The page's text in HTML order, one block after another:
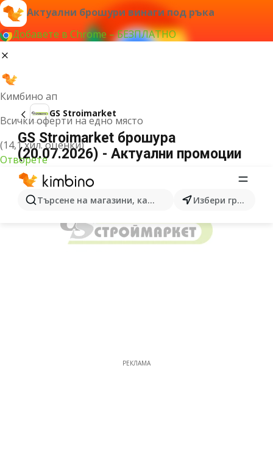
Актуални брошури винаги под ръка
Добавете в Chrome – БЕЗПЛАТНО
Кимбино ап
Всички оферти на едно място
(14,1 хил. оценки)
Отворете
Търсене на магазини, категории, продукти...Избери град
GS Stroimarket
GS Stroimarket брошура
(20.07.2026) - Актуални промоции
РЕКЛАМА